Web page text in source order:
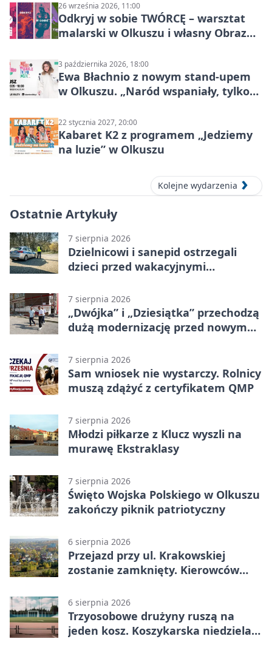
26 września 2026, 11:00
Odkryj w sobie TWÓRCĘ – warsztat
malarski w Olkuszu i własny Obraz
3 października 2026, 18:00
Ewa Błachnio z nowym stand-upem
w Olkuszu. „Naród wspaniały, tylko
22 stycznia 2027, 20:00
Kabaret K2 z programem „Jedziemy
na luzie” w Olkuszu
Kolejne wydarzenia
Ostatnie Artykuły
7 sierpnia 2026
Dzielnicowi i sanepid ostrzegali
dzieci przed wakacyjnymi
7 sierpnia 2026
„Dwójka” i „Dziesiątka” przechodzą
dużą modernizację przed nowym
7 sierpnia 2026
Sam wniosek nie wystarczy. Rolnicy
muszą zdążyć z certyfikatem QMP
7 sierpnia 2026
Młodzi piłkarze z Klucz wyszli na
murawę Ekstraklasy
7 sierpnia 2026
Święto Wojska Polskiego w Olkuszu
zakończy piknik patriotyczny
6 sierpnia 2026
Przejazd przy ul. Krakowskiej
zostanie zamknięty. Kierowców
6 sierpnia 2026
Trzyosobowe drużyny ruszą na
jeden kosz. Koszykarska niedziela